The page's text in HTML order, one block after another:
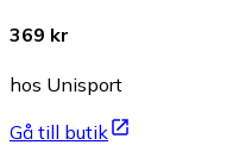
369 kr
hos Unisport
Gå till butik